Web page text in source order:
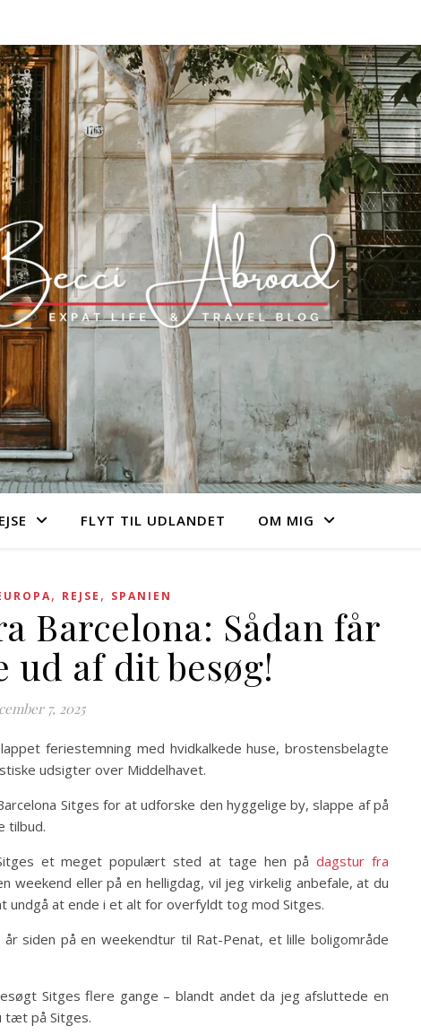
FLYT TIL UDLANDET OM MIG
, REJSE , SPANIEN
Barcelona: Sådan får
ud af dit besøg!
7, 2025
feriestemning med hvidkalkede huse, brostensbelagte
udsigter over Middelhavet.
Sitges for at udforske den hyggelige by, slappe af på
tilbud.
et meget populært sted at tage hen pådagstur fra
weekend eller på en helligdag, vil jeg virkelig anbefale, at du
at ende i et alt for overfyldt tog mod Sitges.
siden på en weekendtur til Rat-Penat, et lille boligområde
Sitges flere gange – blandt andet da jeg afsluttede en
tæt på Sitges.